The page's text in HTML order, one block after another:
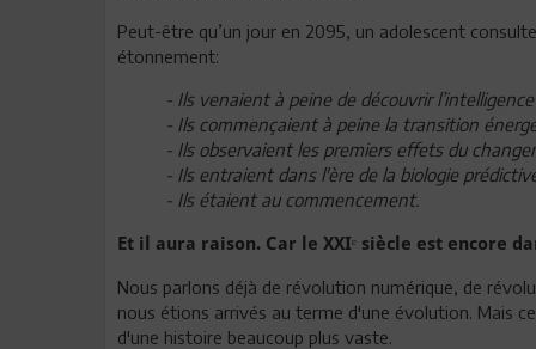
Peut-être qu’un jour en 2095, un adolescent
étonnement:
- Ils venaient à peine de découvrir
- Ils commençaient à peine la transition
- Ils observaient les premiers effets du
- Ils entraient dans l'ère de la biologie
- Ils étaient au commencement.
Et il aura raison. Car le XXIᵉ siècle est encore
Nous parlons déjà de révolution numérique, de
nous étions arrivés au terme d'une évolution. Mais
d'une histoire beaucoup plus vaste.